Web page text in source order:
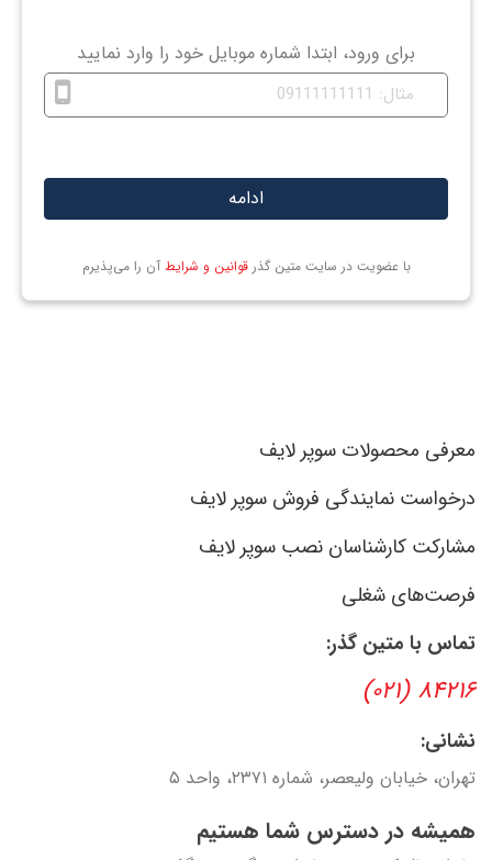
برای ورود، ابتدا شماره موبایل خود را وارد نمایید
ادامه
با عضویت در سایت متین گذر قوانین و شرایط آن را می‌پذیرم
معرفی محصولات سوپر لایف
درخواست نمایندگی فروش سوپر لایف
مشارکت کارشناسان نصب سوپر لایف
فرصت‌های شغلی
تماس با متین گذر:
۸۴۲۱۶ (۰۲۱)
نشانی:
تهران، خیابان ولیعصر، شماره ۲۳۷۱، واحد ۵
همیشه در دسترس شما هستیم